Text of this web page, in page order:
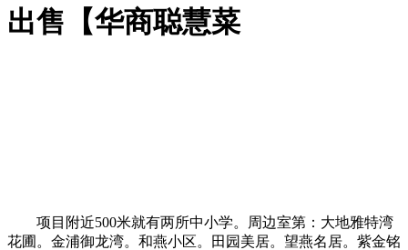
出售【华商聪慧菜
项目附近500米就有两所中小学。周边室第：大地雅特湾
花圃。金浦御龙湾。和燕小区。田园美居。望燕名居。紫金铭